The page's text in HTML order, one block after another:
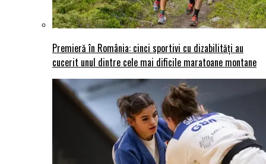
Premieră în România: cinci sportivi cu dizabilități au
cucerit unul dintre cele mai dificile maratoane montane